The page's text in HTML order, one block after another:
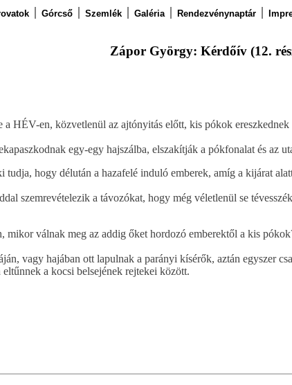
Górcső Szemlék Galéria Rendezvénynaptár
Zápor György: Kérdőív (12.
a HÉV-en, közvetlenül az ajtónyitás előtt, kis pókok
egy-egy hajszálba, elszakítják a pókfonalat és az
hogy délután a hazafelé induló emberek, amíg a kijárat
szemrevételezik a távozókat, hogy még véletlenül se
mikor válnak meg az addig őket hordozó emberektől a kis
vagy hajában ott lapulnak a parányi kísérők, aztán egyszer
a kocsi belsejének rejtekei között.